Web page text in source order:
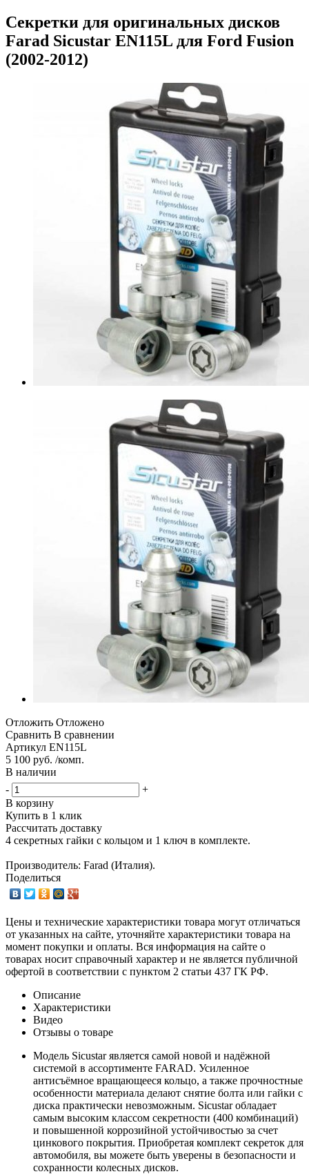
Секретки для оригинальных дисков
Farad Sicustar EN115L для Ford Fusion
(2002-2012)
Отложить Отложено
Сравнить В сравнении
Артикул EN115L
5 100 руб. /комп.
В наличии
-
+
В корзину
Купить в 1 клик
Рассчитать доставку
4 секретных гайки с кольцом и 1 ключ в комплекте.
Производитель: Farad (Италия).
Поделиться
Цены и технические характеристики товара могут отличаться
от указанных на сайте, уточняйте характеристики товара на
момент покупки и оплаты. Вся информация на сайте о
товарах носит справочный характер и не является публичной
офертой в соответствии с пунктом 2 статьи 437 ГК РФ.
Описание
Характеристики
Видео
Отзывы о товаре
Модель Sicustar является самой новой и надёжной
системой в ассортименте FARAD. Усиленное
антисъёмное вращающееся кольцо, а также прочностные
особенности материала делают снятие болта или гайки с
диска практически невозможным. Sicustar обладает
самым высоким классом секретности (400 комбинаций)
и повышенной коррозийной устойчивостью за счет
цинкового покрытия. Приобретая комплект секреток для
автомобиля, вы можете быть уверены в безопасности и
сохранности колесных дисков.